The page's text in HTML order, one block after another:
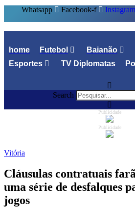
Whatsapp Facebook-f Instagram
home Futebol Baianão
Esportes
TV Diplomatas
Search
Publicidade
Publicidade
Vitória
Cláusulas contratuais
uma série de desfalques
jogos